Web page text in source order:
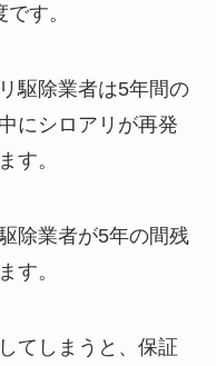
す。
駆除業者は5年間の
にシロアリが再発
す。
除業者が5年の間残
す。
てしまうと、保証